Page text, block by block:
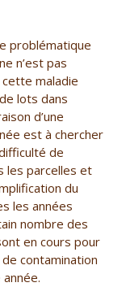
problématique
n’est pas
maladie
lots dans
d’une
est à chercher
de
les parcelles et
du
les années
nombre des
en cours pour
contamination